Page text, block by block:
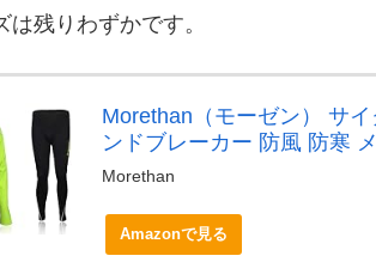
は残りわずかです。
Morethan（モーゼン） サ
ンドブレーカー 防風 防寒
Morethan
Amazonで見る